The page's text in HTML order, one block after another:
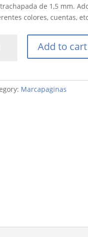
de 1,5 mm.
colores, cuentas,
Add to cart
Marcapaginas